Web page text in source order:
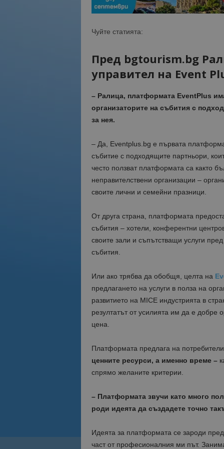
Чуйте статията:
Пред bgtourism.bg
управител на Event
– Ралица, платформата EventPlus
организаторите на събития с
за нея.
– Да, Eventplus.bg е първата
събитие с подходящите партньори,
често ползват платформата са както
неправителствени организации –
своите лични и семейни празници.
От друга страна, платформата
събития – хотели, конферентни
своите зали и съпътстващи услуги
събития.
Или ако трябва да обобщя, целта на
предлагането на услуги в полза на
развитието на MICE индустрията в
резултатът от усилията им да е добре
цена.
Платформата предлага на
ценните ресурси, а именно време –
спрямо желаните критерии.
– Платформата звучи като много
роди идеята да създадете точно
Идеята за платформата се зароди
част от професионалния ми път.